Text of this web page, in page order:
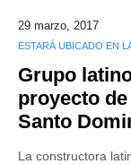
29 marzo, 2017
ESTARÁ UBICADO EN
Grupo
proyecto
Santo
La constructora